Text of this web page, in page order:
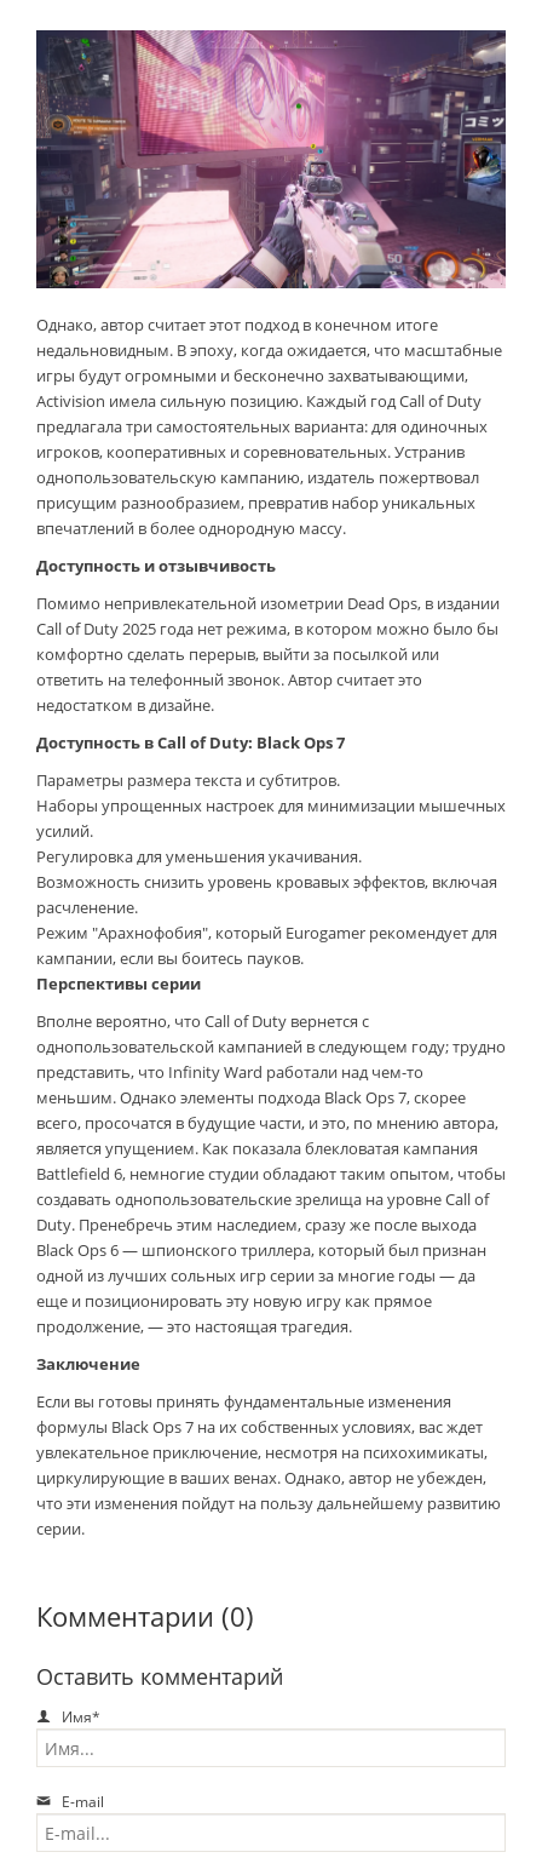
Однако, автор считает этот подход в конечном итоге
недальновидным. В эпоху, когда ожидается, что масштабные
игры будут огромными и бесконечно захватывающими,
Activision имела сильную позицию. Каждый год Call of Duty
предлагала три самостоятельных варианта: для одиночных
игроков, кооперативных и соревновательных. Устранив
однопользовательскую кампанию, издатель пожертвовал
присущим разнообразием, превратив набор уникальных
впечатлений в более однородную массу.
Доступность и отзывчивость
Помимо непривлекательной изометрии Dead Ops, в издании
Call of Duty 2025 года нет режима, в котором можно было бы
комфортно сделать перерыв, выйти за посылкой или
ответить на телефонный звонок. Автор считает это
недостатком в дизайне.
Доступность в Call of Duty: Black Ops 7
Параметры размера текста и субтитров.
Наборы упрощенных настроек для минимизации мышечных
усилий.
Регулировка для уменьшения укачивания.
Возможность снизить уровень кровавых эффектов, включая
расчленение.
Режим "Арахнофобия", который Eurogamer рекомендует для
кампании, если вы боитесь пауков.
Перспективы серии
Вполне вероятно, что Call of Duty вернется с
однопользовательской кампанией в следующем году; трудно
представить, что Infinity Ward работали над чем-то
меньшим. Однако элементы подхода Black Ops 7, скорее
всего, просочатся в будущие части, и это, по мнению автора,
является упущением. Как показала блекловатая кампания
Battlefield 6, немногие студии обладают таким опытом, чтобы
создавать однопользовательские зрелища на уровне Call of
Duty. Пренебречь этим наследием, сразу же после выхода
Black Ops 6 — шпионского триллера, который был признан
одной из лучших сольных игр серии за многие годы — да
еще и позиционировать эту новую игру как прямое
продолжение, — это настоящая трагедия.
Заключение
Если вы готовы принять фундаментальные изменения
формулы Black Ops 7 на их собственных условиях, вас ждет
увлекательное приключение, несмотря на психохимикаты,
циркулирующие в ваших венах. Однако, автор не убежден,
что эти изменения пойдут на пользу дальнейшему развитию
серии.
Комментарии (0)
Оставить комментарий
Имя*
E-mail